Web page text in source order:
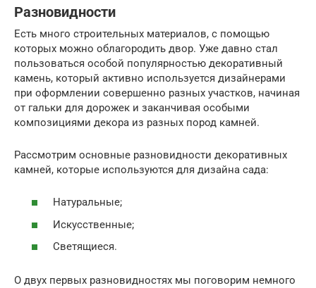
Разновидности
Есть много строительных материалов, с помощью
которых можно облагородить двор. Уже давно стал
пользоваться особой популярностью декоративный
камень, который активно используется дизайнерами
при оформлении совершенно разных участков, начиная
от гальки для дорожек и заканчивая особыми
композициями декора из разных пород камней.
Рассмотрим основные разновидности декоративных
камней, которые используются для дизайна сада:
Натуральные;
Искусственные;
Светящиеся.
О двух первых разновидностях мы поговорим немного